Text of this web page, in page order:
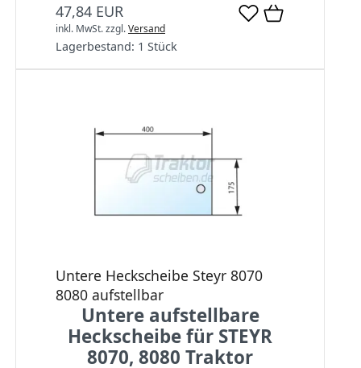
47,84 EUR
inkl. MwSt.zzgl.Versand
Lagerbestand: 1 Stück
Untere Heckscheibe Steyr 8070
8080 aufstellbar
Untere aufstellbare
Heckscheibe für STEYR
8070, 8080 Traktor